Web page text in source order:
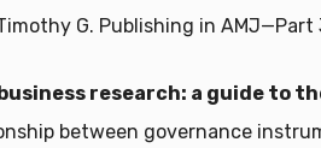
Timothy G. Publishing in
research: a guide to
between governance